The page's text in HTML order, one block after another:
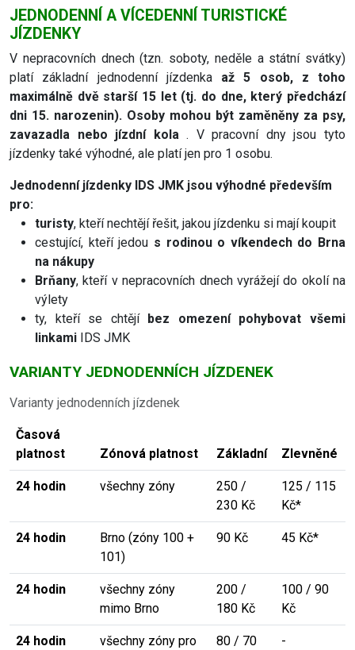
JEDNODENNÍ A VÍCEDENNÍ TURISTICKÉ
JÍZDENKY
V nepracovních dnech (tzn. soboty, neděle a státní svátky)
platí základní jednodenní jízdenka až 5 osob, z toho
maximálně dvě starší 15 let (tj. do dne, který předchází
dni 15. narozenin). Osoby mohou být zaměněny za psy,
zavazadla nebo jízdní kola . V pracovní dny jsou tyto
jízdenky také výhodné, ale platí jen pro 1 osobu.
Jednodenní jízdenky IDS JMK jsou výhodné především
pro:
turisty, kteří nechtějí řešit, jakou jízdenku si mají koupit
cestující, kteří jedou s rodinou o víkendech do Brna
na nákupy
Brňany, kteří v nepracovních dnech vyrážejí do okolí na
výlety
ty, kteří se chtějí bez omezení pohybovat všemi
linkami IDS JMK
VARIANTY JEDNODENNÍCH JÍZDENEK
Varianty jednodenních jízdenek
Časová
platnost
Zónová platnost Základní Zlevněné
24 hodin všechny zóny
250 /
230 Kč
125 / 115
Kč*
24 hodin
Brno (zóny 100 +
101)
90 Kč 45 Kč*
24 hodin
všechny zóny
mimo Brno
200 /
180 Kč
100 / 90
Kč
24 hodin
všechny zóny pro
80 / 70
-